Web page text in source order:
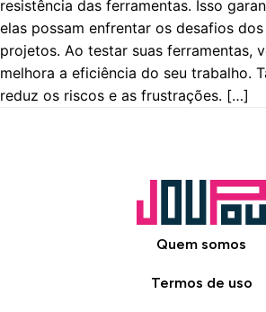
resistência das ferramentas. Isso
elas possam enfrentar os desafios dos
projetos. Ao testar suas ferramentas,
melhora a eficiência do seu trabalho.
reduz os riscos e as frustrações. […]
Quem somos
Termos de uso